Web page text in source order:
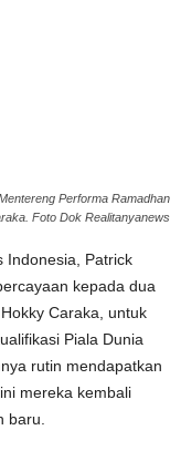
Performa Ramadhan
Foto Dok Realitanyanews
Indonesia, Patrick
kepada dua
Caraka, untuk
Piala Dunia
rutin mendapatkan
mereka kembali
baru.